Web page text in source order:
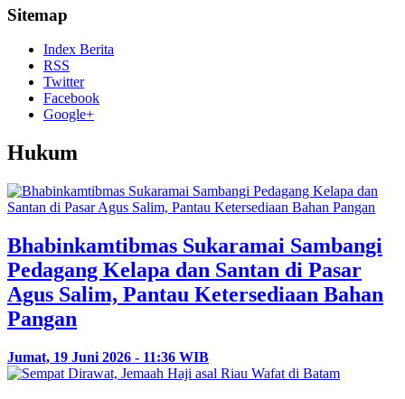
Sitemap
Index Berita
RSS
Twitter
Facebook
Google+
Hukum
Bhabinkamtibmas Sukaramai Sambangi
Pedagang Kelapa dan Santan di Pasar
Agus Salim, Pantau Ketersediaan Bahan
Pangan
Jumat, 19 Juni 2026 - 11:36 WIB